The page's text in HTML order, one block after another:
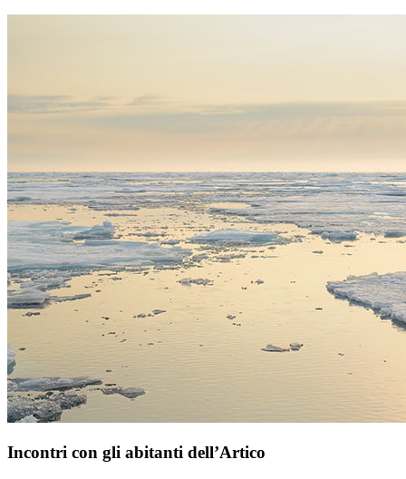
Incontri con gli abitanti dell’Artico